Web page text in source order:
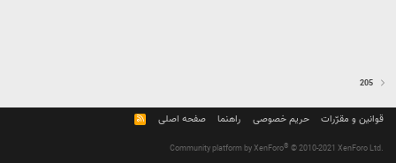
205
قوانین و مقرّرات حریم خصوصی راهنما صفحه اصلی
R
S
Community platform by XenForo® © 2010-2021 XenForo Ltd.